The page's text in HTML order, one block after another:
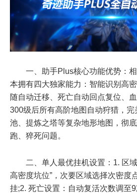
一、助手Plus核心功能优势：
本拥有四大独家能力：智能识别高
随自动迁移、死亡自动回点复位、
300级后所有高阶地图自动狩猎，
池、提炼之塔等复杂地形地图，彻
跑、猝死问题。
二、单人最优挂机设置：1. 区
高密度坑位”，次要区域选择次密度
挂;2. 死亡设置：自动复活次数调至